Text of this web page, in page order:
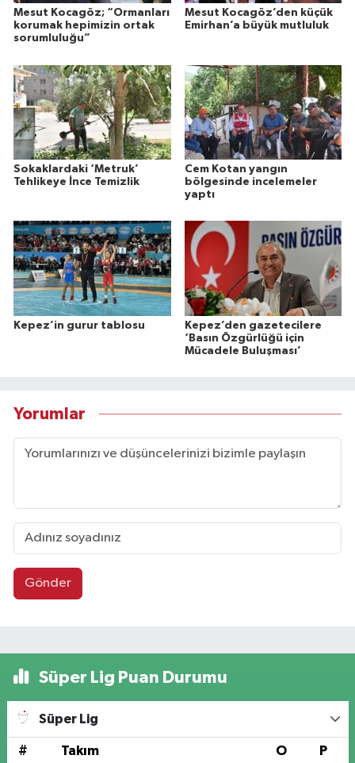
Mesut Kocagöz; “Ormanları
korumak hepimizin ortak
sorumluluğu”
Mesut Kocagöz’den küçük
Emirhan’a büyük mutluluk
Sokaklardaki ‘Metruk’
Tehlikeye İnce Temizlik
Cem Kotan yangın
bölgesinde incelemeler
yaptı
Kepez’in gurur tablosu
Kepez’den gazetecilere
‘Basın Özgürlüğü için
Mücadele Buluşması’
Yorumlar
Gönder
Süper Lig Puan Durumu
Süper Lig
# Takım O P